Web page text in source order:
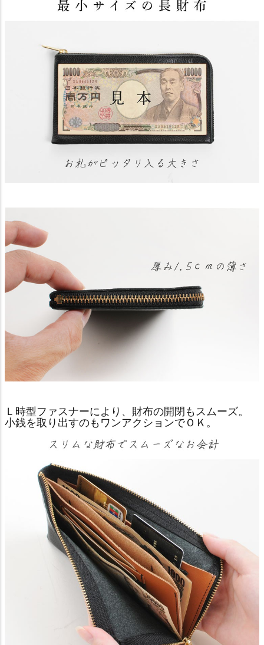
Ｌ時型ファスナーにより、財布の開閉もスムーズ。
小銭を取り出すのもワンアクションでＯＫ。